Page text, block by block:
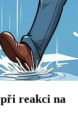
reakci na